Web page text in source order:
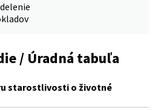
/ Úradná tabuľa
starostlivosti o životné